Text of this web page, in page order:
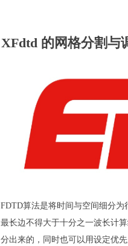
XFdtd 的网格分割与
FDTD算法是将时间与空间细分
最长边不得大于十分之一波长计
分出来的，同时也可以用设定优